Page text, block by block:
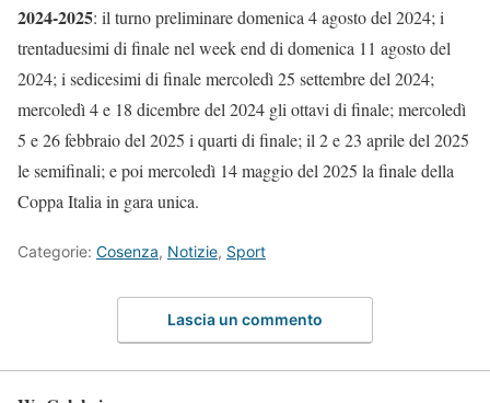
2024-2025: il turno preliminare domenica 4 agosto del 2024; i
trentaduesimi di finale nel week end di domenica 11 agosto del
2024; i sedicesimi di finale mercoledì 25 settembre del 2024;
mercoledì 4 e 18 dicembre del 2024 gli ottavi di finale; mercoledì
5 e 26 febbraio del 2025 i quarti di finale; il 2 e 23 aprile del 2025
le semifinali; e poi mercoledì 14 maggio del 2025 la finale della
Coppa Italia in gara unica.
Categorie: Cosenza, Notizie, Sport
Lascia un commento